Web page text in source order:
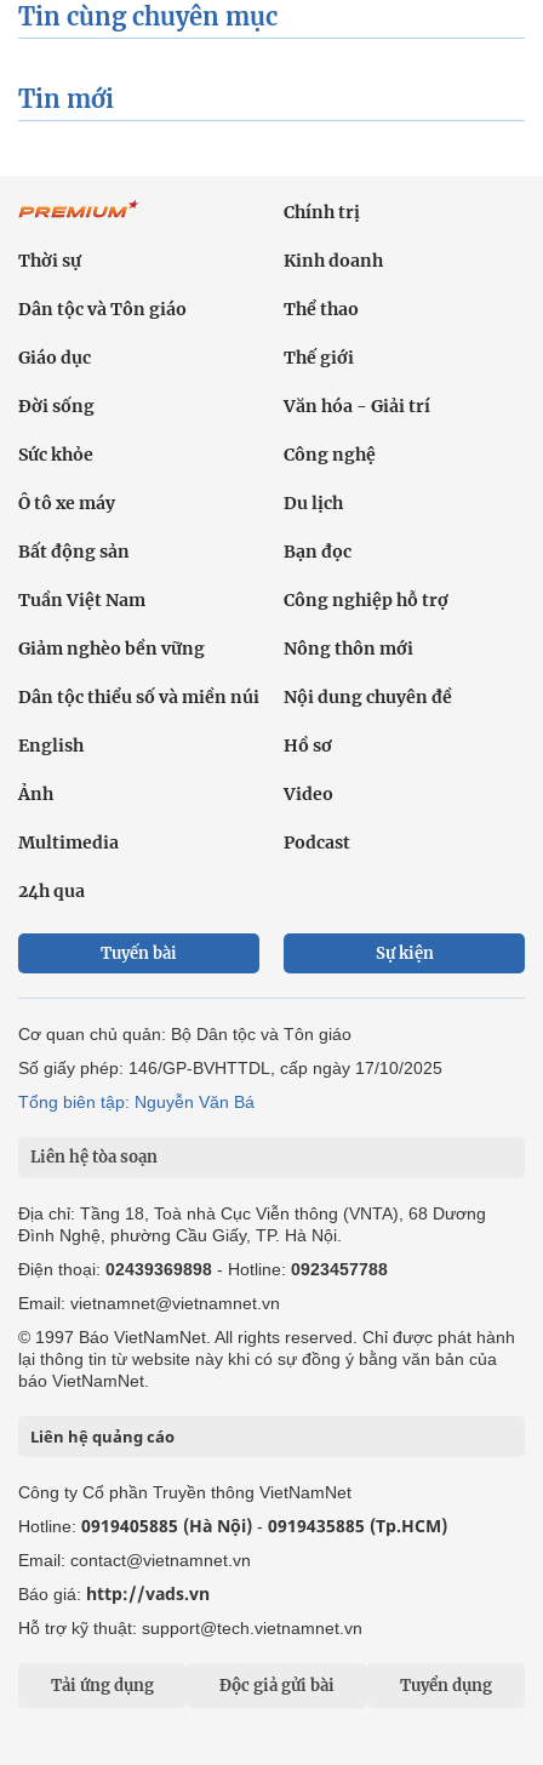
Tin cùng chuyên mục
Tin mới
Chính trị
Thời sự Kinh doanh
Dân tộc và Tôn giáo Thể thao
Giáo dục Thế giới
Đời sống Văn hóa - Giải trí
Sức khỏe Công nghệ
Ô tô xe máy Du lịch
Bất động sản Bạn đọc
Tuần Việt Nam Công nghiệp hỗ trợ
Giảm nghèo bền vững Nông thôn mới
Dân tộc thiểu số và miền núi Nội dung chuyên đề
English Hồ sơ
Ảnh Video
Multimedia Podcast
24h qua
Tuyến bài Sự kiện
Cơ quan chủ quản: Bộ Dân tộc và Tôn giáo
Số giấy phép: 146/GP-BVHTTDL, cấp ngày 17/10/2025
Tổng biên tập: Nguyễn Văn Bá
Liên hệ tòa soạn
Địa chỉ: Tầng 18, Toà nhà Cục Viễn thông (VNTA), 68 Dương
Đình Nghệ, phường Cầu Giấy, TP. Hà Nội.
Điện thoại: 02439369898 - Hotline: 0923457788
Email: vietnamnet@vietnamnet.vn
© 1997 Báo VietNamNet. All rights reserved. Chỉ được phát hành
lại thông tin từ website này khi có sự đồng ý bằng văn bản của
báo VietNamNet.
Liên hệ quảng cáo
Công ty Cổ phần Truyền thông VietNamNet
Hotline: 0919405885 (Hà Nội) - 0919435885 (Tp.HCM)
Email: contact@vietnamnet.vn
Báo giá: http://vads.vn
Hỗ trợ kỹ thuật: support@tech.vietnamnet.vn
Tải ứng dụng Độc giả gửi bài Tuyển dụng